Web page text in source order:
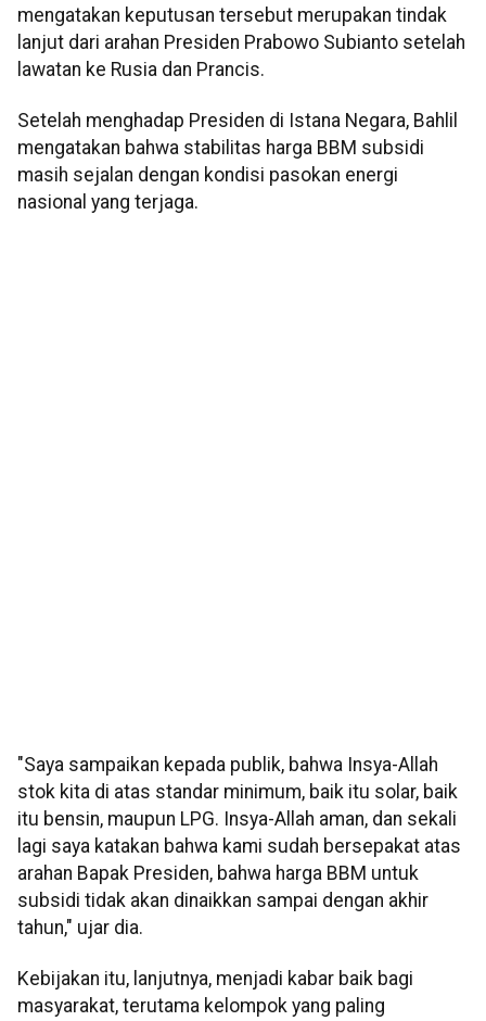
mengatakan keputusan tersebut merupakan tindak
lanjut dari arahan Presiden Prabowo Subianto setelah
lawatan ke Rusia dan Prancis.
Setelah menghadap Presiden di Istana Negara, Bahlil
mengatakan bahwa stabilitas harga BBM subsidi
masih sejalan dengan kondisi pasokan energi
nasional yang terjaga.
"Saya sampaikan kepada publik, bahwa Insya-Allah
stok kita di atas standar minimum, baik itu solar, baik
itu bensin, maupun LPG. Insya-Allah aman, dan sekali
lagi saya katakan bahwa kami sudah bersepakat atas
arahan Bapak Presiden, bahwa harga BBM untuk
subsidi tidak akan dinaikkan sampai dengan akhir
tahun," ujar dia.
Kebijakan itu, lanjutnya, menjadi kabar baik bagi
masyarakat, terutama kelompok yang paling